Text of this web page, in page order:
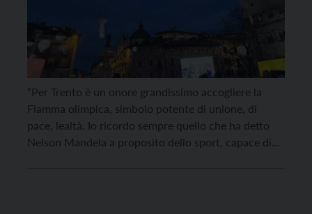
“Per Trento è un onore grandissimo accogliere la
Fiamma olimpica, simbolo potente di unione, di
pace, lealtà. Io ricordo sempre quello che ha detto
Nelson Mandela a proposito dello sport, capace di